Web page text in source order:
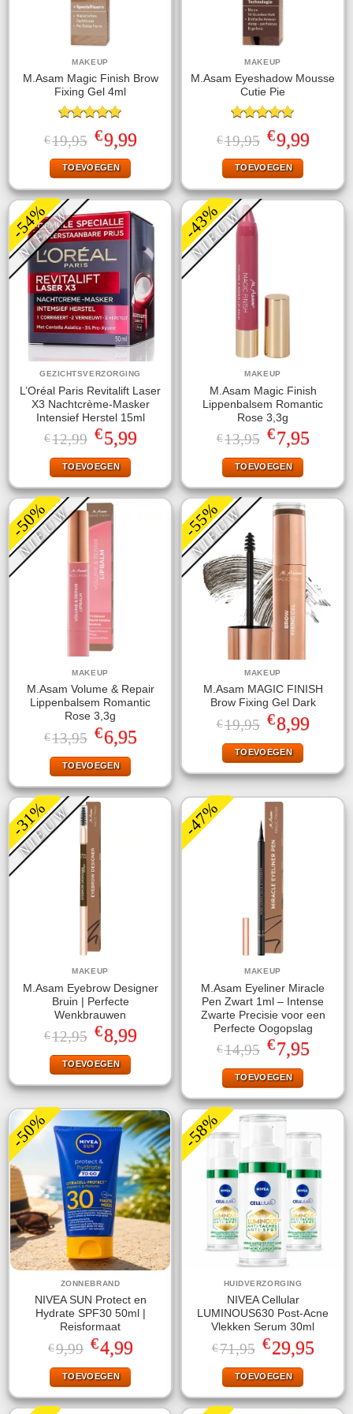
MAKEUP
M.Asam Magic Finish Brow
Fixing Gel 4ml
Gewaardeerd
5.00uit 5
€19,95 Oorspronkelijke
prijs
was:
€19,95.
€9,99Huidige
prijs
TOEVOEGEN
MAKEUP
M.Asam Eyeshadow Mousse
Cutie Pie
Gewaardeerd
5.00uit 5
€19,95 Oorspronkelijke
prijs
was:
€19,95.
€9,99Huidige
prijs
TOEVOEGEN
-54%
NIEUW
GEZICHTSVERZORGING
L’Oréal Paris Revitalift Laser
X3 Nachtcrème-Masker
Intensief Herstel 15ml
€12,99 Oorspronkelijke
prijs
was:
€12,99.
€5,99Huidige
prijs
TOEVOEGEN
-43%
NIEUW
MAKEUP
M.Asam Magic Finish
Lippenbalsem Romantic
Rose 3,3g
€13,95 Oorspronkelijke
prijs
was:
€13,95.
€7,95Huidige
prijs
TOEVOEGEN
-50%
NIEUW
MAKEUP
M.Asam Volume & Repair
Lippenbalsem Romantic
Rose 3,3g
€13,95 Oorspronkelijke
prijs
was:
€13,95.
€6,95Huidige
prijs
TOEVOEGEN
-55%
NIEUW
MAKEUP
M.Asam MAGIC FINISH
Brow Fixing Gel Dark
€19,95 Oorspronkelijke
prijs
was:
€19,95.
€8,99Huidige
prijs
TOEVOEGEN
-31%
NIEUW
MAKEUP
M.Asam Eyebrow Designer
Bruin | Perfecte
Wenkbrauwen
€12,95 Oorspronkelijke
prijs
was:
€12,95.
€8,99Huidige
prijs
TOEVOEGEN
-47%
MAKEUP
M.Asam Eyeliner Miracle
Pen Zwart 1ml – Intense
Zwarte Precisie voor een
Perfecte Oogopslag
€14,95 Oorspronkelijke
prijs
was:
€14,95.
€7,95Huidige
prijs
TOEVOEGEN
-50%
ZONNEBRAND
NIVEA SUN Protect en
Hydrate SPF30 50ml |
Reisformaat
€9,99 Oorspronkelijke
prijs
was:
€9,99.
€4,99Huidige
prijs
is:
TOEVOEGEN
-58%
HUIDVERZORGING
NIVEA Cellular
LUMINOUS630 Post-Acne
Vlekken Serum 30ml
€71,95 Oorspronkelijke
prijs
was:
€71,95.
€29,95Huidige
prijs
TOEVOEGEN